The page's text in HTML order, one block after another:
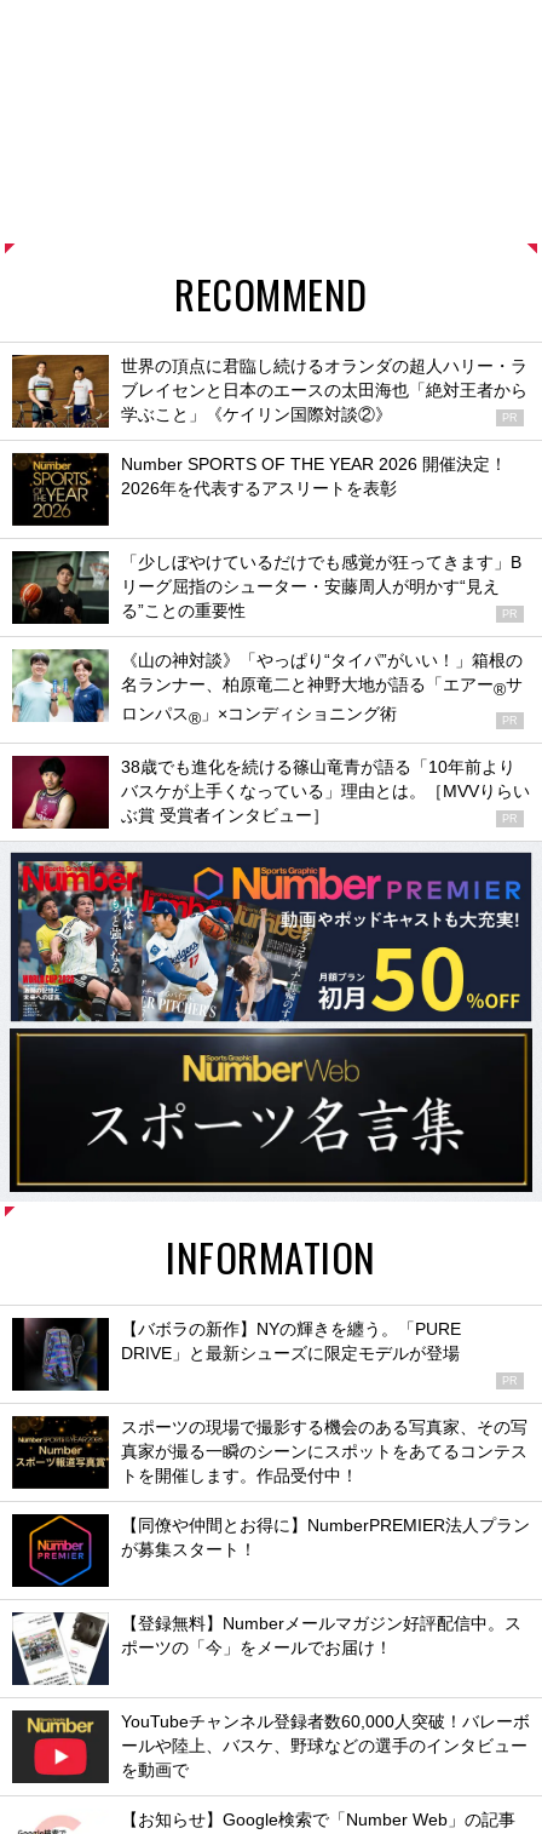
RECOMMEND
世界の頂点に君臨し続けるオランダの超人ハリー・ラ
ブレイセンと日本のエースの太田海也「絶対王者から
学ぶこと」《ケイリン国際対談②》
PR
Number SPORTS OF THE YEAR 2026 開催決定！
2026年を代表するアスリートを表彰
「少しぼやけているだけでも感覚が狂ってきます」B
リーグ屈指のシューター・安藤周人が明かす“見え
る”ことの重要性
PR
《山の神対談》「やっぱり“タイパ”がいい！」箱根の
名ランナー、柏原竜二と神野大地が語る「エアー®サ
ロンパス® 」×コンディショニング術 PR
38歳でも進化を続ける篠山竜青が語る「10年前より
バスケが上手くなっている」理由とは。［MVVりらい
ぶ賞 受賞者インタビュー］
PR
INFORMATION
【バボラの新作】NYの輝きを纏う。「PURE
DRIVE」と最新シューズに限定モデルが登場
PR
スポーツの現場で撮影する機会のある写真家、その写
真家が撮る一瞬のシーンにスポットをあてるコンテス
トを開催します。作品受付中！
【同僚や仲間とお得に】NumberPREMIER法人プラン
が募集スタート！
【登録無料】Numberメールマガジン好評配信中。ス
ポーツの「今」をメールでお届け！
YouTubeチャンネル登録者数60,000人突破！バレーボ
ールや陸上、バスケ、野球などの選手のインタビュー
を動画で
【お知らせ】Google検索で「Number Web」の記事